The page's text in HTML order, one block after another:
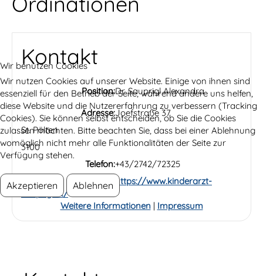
Kontakt
Position:Dr. Sauprigl Alexandra
Adresse:Joefstraße 37
St. Pölten
3100
Telefon:+43/2742/72325
Website: https://www.kinderarzt-
sauprigl.at/
Wir benutzen Cookies
Wir nutzen Cookies auf unserer Website. Einige von ihnen sind
essenziell für den Betrieb der Seite, während andere uns helfen,
diese Website und die Nutzererfahrung zu verbessern (Tracking
Cookies). Sie können selbst entscheiden, ob Sie die Cookies
zulassen möchten. Bitte beachten Sie, dass bei einer Ablehnung
womöglich nicht mehr alle Funktionalitäten der Seite zur
Verfügung stehen.
Akzeptieren Ablehnen
Weitere Informationen| Impressum